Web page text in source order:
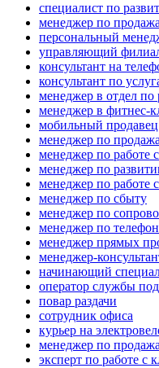
специалист по
менеджер по
персональный
управляющий
консультант на
консультант по
менеджер в отдел по
менеджер в фитнес-
мобильный продавец
менеджер по
менеджер по работе
менеджер по
менеджер по работе
менеджер по сбыту
менеджер по
менеджер по
менеджер прямых
менеджер-
начинающий
оператор службы
повар раздачи
сотрудник офиса
курьер на
менеджер по
эксперт по работе с